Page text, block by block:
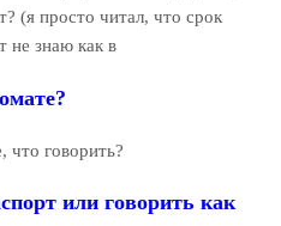
(я просто читал, что срок
не знаю как в
что говорить?
или говорить как